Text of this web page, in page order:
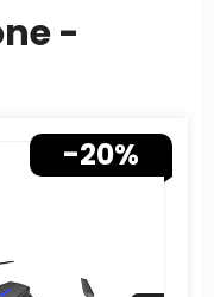
-
drone 4k
φακό
-20%